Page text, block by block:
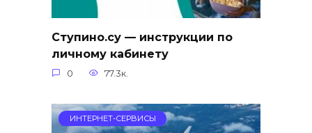
Ступино.су — инструкции по
личному кабинету
0 77.3к.
ИНТЕРНЕТ-СЕРВИСЫ